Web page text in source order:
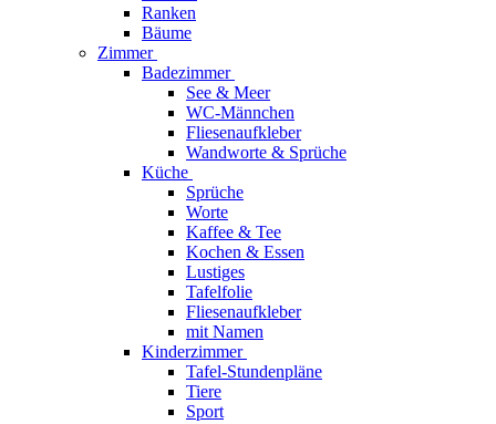
Ranken
Bäume
Zimmer
Badezimmer
See & Meer
WC-Männchen
Fliesenaufkleber
Wandworte & Sprüche
Küche
Sprüche
Worte
Kaffee & Tee
Kochen & Essen
Lustiges
Tafelfolie
Fliesenaufkleber
mit Namen
Kinderzimmer
Tafel-Stundenpläne
Tiere
Sport